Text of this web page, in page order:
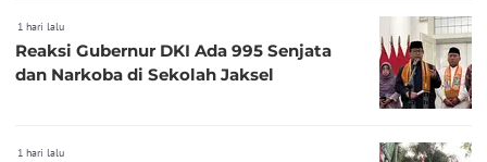
1 hari lalu
Reaksi Gubernur DKI Ada 995 Senjata
dan Narkoba di Sekolah Jaksel
1 hari lalu